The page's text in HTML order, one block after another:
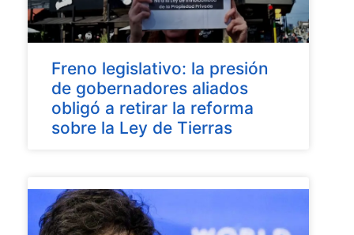
Freno legislativo: la presión
de gobernadores aliados
obligó a retirar la reforma
sobre la Ley de Tierras